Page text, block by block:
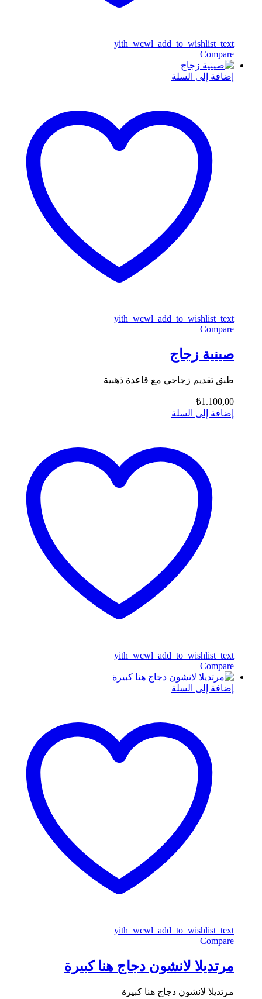
yith_wcwl_add_to_wishlist_text
Compare
إضافة إلى السلة
yith_wcwl_add_to_wishlist_text
Compare
صينية زجاج
طبق تقديم زجاجي مع قاعدة ذهبية
₺1.100,00
إضافة إلى السلة
yith_wcwl_add_to_wishlist_text
Compare
إضافة إلى السلة
yith_wcwl_add_to_wishlist_text
Compare
مرتديلا لانشون دجاج هنا كبيرة
مرتديلا لانشون دجاج هنا كبيرة